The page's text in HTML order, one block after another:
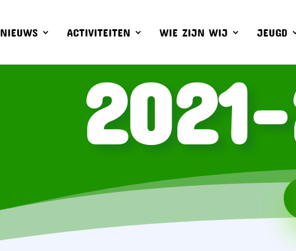
NIEUWS ACTIVITEITEN WIE ZIJN WIJ JEUGD